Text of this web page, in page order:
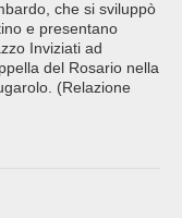
che si sviluppò
e presentano
Inviziati ad
del Rosario nella
(Relazione